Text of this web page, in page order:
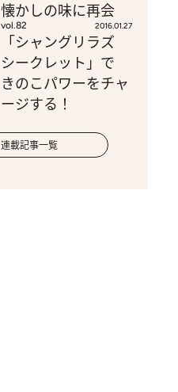
懐かしの味に再会
vol.82 2016.01.27
「シャングリラズ
シークレット」で
きのこパワーをチャ
ージする！
連載記事一覧